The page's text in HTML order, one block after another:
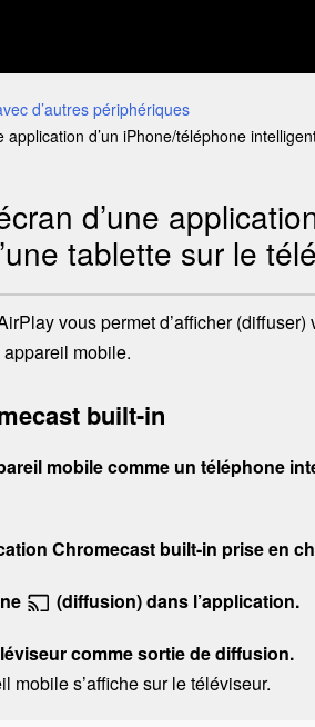
d’autres périphériques
application d’un iPhone/téléphone
d’une
tablette sur le
vous permet d’afficher
mobile.
built-in
mobile comme un téléphone
Chromecast built-in prise en
(diffusion) dans l’application.
comme sortie de diffusion.
mobile s’affiche sur le téléviseur.